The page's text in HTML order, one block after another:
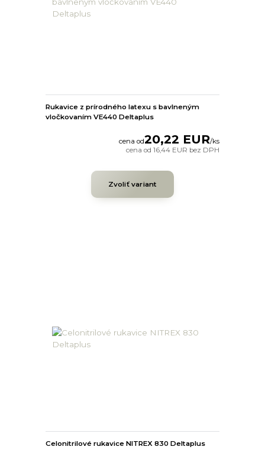
Rukavice z prírodného latexu s bavlneným
vločkovaním VE440 Deltaplus
cena od20,22 EUR/ks
cena od16,44 EUR bez DPH
Zvoliť variant
Celonitrilové rukavice NITREX 830 Deltaplus